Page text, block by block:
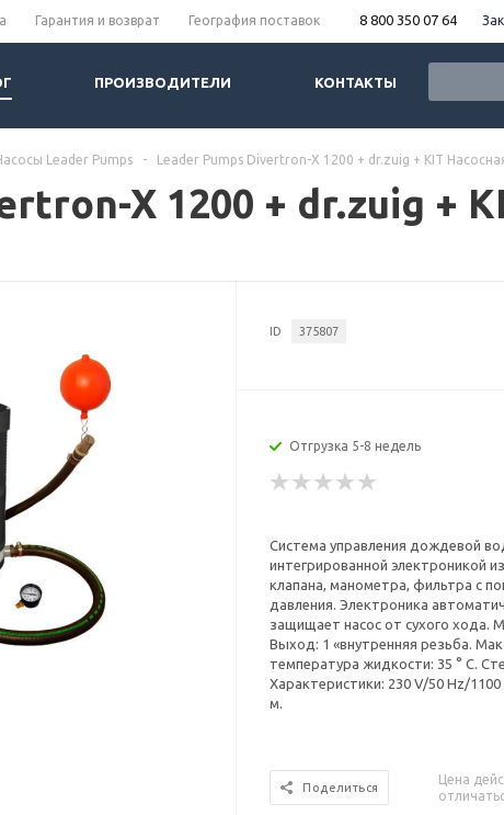
Гарантия и возврат География поставок 8 800 350 07 64
ПРОИЗВОДИТЕЛИ КОНТАКТЫ
Leader Pumps - Leader Pumps Divertron-X 1200 + dr.zuig + KIT
X 1200 + dr.zuig +
ID 375807
Отгрузка 5-8 недель
Система управления дождевой
интегрированной электроникой
клапана, манометра, фильтра с
давления. Электроника
защищает насос от сухого хода.
Выход: 1 «внутренняя резьба.
температура жидкости: 35 ° C.
Характеристики: 230 V/50 Hz/
м.
Поделиться
Цена